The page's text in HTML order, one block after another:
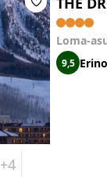
Loma-
9,5
+4